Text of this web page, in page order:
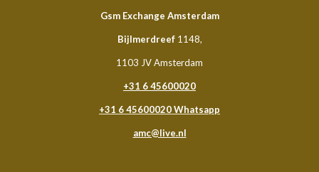
Gsm Exchange Amsterdam
Bijlmerdreef1148,
1103 JV Amsterdam
+31 6 45600020
+31 6 45600020Whatsapp
amc@live.nl